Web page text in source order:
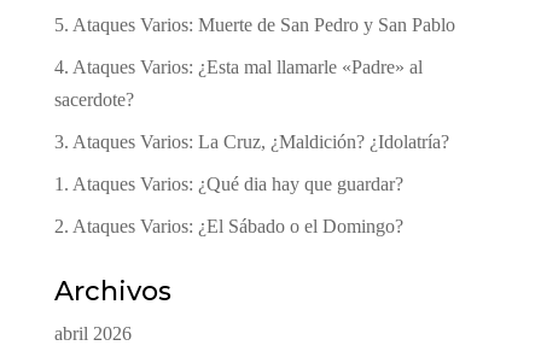
5. Ataques Varios: Muerte de San Pedro y San Pablo
4. Ataques Varios: ¿Esta mal llamarle «Padre» al
sacerdote?
3. Ataques Varios: La Cruz, ¿Maldición? ¿Idolatría?
1. Ataques Varios: ¿Qué dia hay que guardar?
2. Ataques Varios: ¿El Sábado o el Domingo?
Archivos
abril 2026